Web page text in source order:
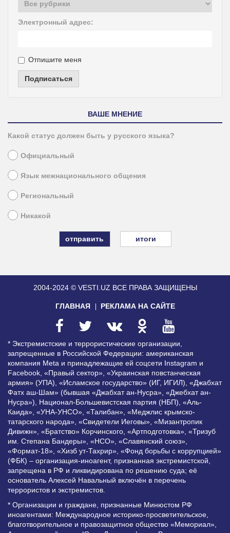
Электронный адрес:
Отпишите меня
Подписаться
ВАШЕ МНЕНИЕ
Какой статус должен быть у русского языка?
Официальный
Язык межнационального общения
Региональный
Никакой
итоги
2004-2024 © VESTI.UZ ВСЕ ПРАВА ЗАЩИЩЕНЫ
ГЛАВНАЯ РЕКЛАМА НА САЙТЕ
* Экстремистские и террористические организации,
запрещенные в Российской Федерации: американская
компания Meta и принадлежащие ей соцсети Instagram и
Facebook, «Правый сектор», «Украинская повстанческая
армия» (УПА), «Исламское государство» (ИГ, ИГИЛ), «Джабхат
Фатх аш-Шам» (бывшая «Джабхат ан-Нусра», «Джебхат ан-
Нусра»), Национал-Большевистская партия (НБП), «Аль-
Каида», «УНА-УНСО», «Талибан», «Меджлис крымско-
татарского народа», «Свидетели Иеговы», «Мизантропик
Дивижн», «Братство» Корчинского, «Артподготовка», «Тризуб
им. Степана Бандеры», «НСО», «Славянский союз»,
«Формат-18», «Хизб ут-Тахрир», «Фонд борьбы с коррупцией»
(ФБК) – организация-иноагент, признанная экстремистской,
запрещена в РФ и ликвидирована по решению суда; её
основатель Алексей Навальный включён в перечень
террористов и экстремистов.
* Организации и граждане, признанные Минюстом РФ
иноагентами: Международное историко-просветительское,
благотворительное и правозащитное общество «Мемориал»,